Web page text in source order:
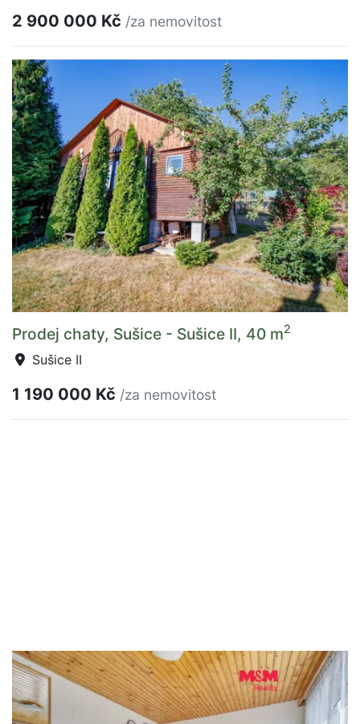
2 900 000 Kč /za nemovitost
Prodej chaty, Sušice - Sušice II, 40 m2
Sušice II
1 190 000 Kč /za nemovitost